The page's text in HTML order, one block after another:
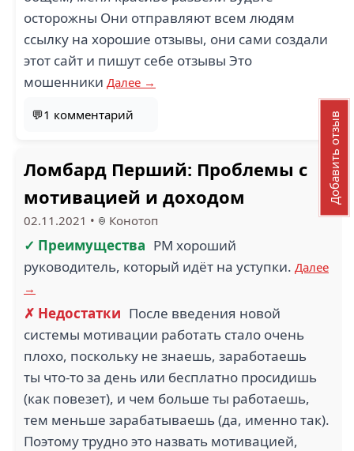
осторожны Они отправляют всем людям
ссылку на хорошие отзывы, они сами создали
этот сайт и пишут себе отзывы Это
мошенники Далее →
💬1 комментарий
Ломбард Перший: Проблемы с
мотивацией и доходом
02.11.2021 • Конотоп
✓ Преимущества РМ хороший
руководитель, который идёт на уступки. Далее
→
✗ Недостатки После введения новой
системы мотивации работать стало очень
плохо, поскольку не знаешь, заработаешь
ты что-то за день или бесплатно просидишь
(как повезет), и чем больше ты работаешь,
тем меньше зарабатываешь (да, именно так).
Поэтому трудно это назвать мотивацией,
Добавить отзыв